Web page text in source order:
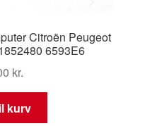
Citroën Peugeot
6593E6
kr.
kurv